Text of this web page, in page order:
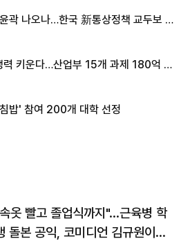
곽 나오나…한국 新통상정책 교두보 활
력 키운다…산업부 15개 과제 180억 지
밥' 참여 200개 대학 선정
옷 빨고 졸업식까지"…근육병 학
돌본 공익, 코미디언 김규원이었